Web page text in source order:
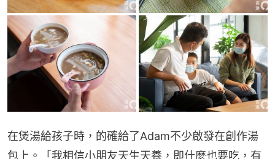
在煲湯給孩子時，的確給了Adam不少啟發在創作湯
包上。「我相信小朋友天生天養，即什麼也要吃，有